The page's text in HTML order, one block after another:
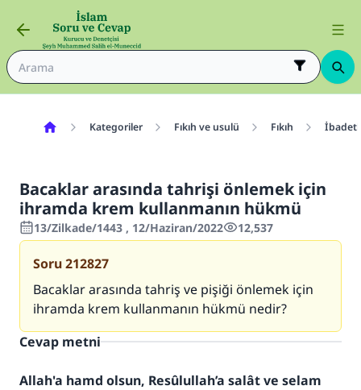
Kategoriler Fıkıh ve usulü Fıkıh
Bacaklar arasında tahrişi önlemek için
ihramda krem kullanmanın hükmü
13/Zilkade/1443 , 12/Haziran/2022 12,537
Soru212827
Bacaklar arasında tahriş ve pişiği önlemek için
ihramda krem kullanmanın hükmü nedir?
Cevap metni
Allah'a hamd olsun, Resûlullah’a salât ve selam